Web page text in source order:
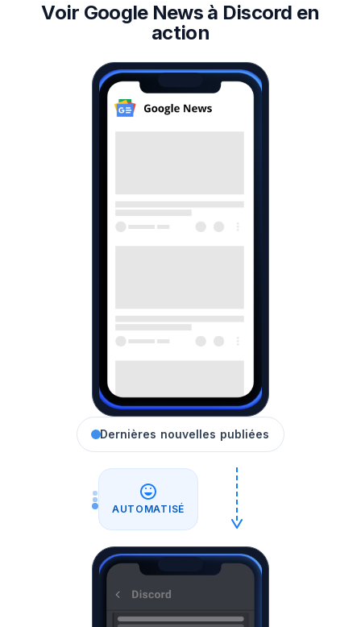
Voir Google News à Discord en
action
Dernières nouvelles publiées
AUTOMATISÉ